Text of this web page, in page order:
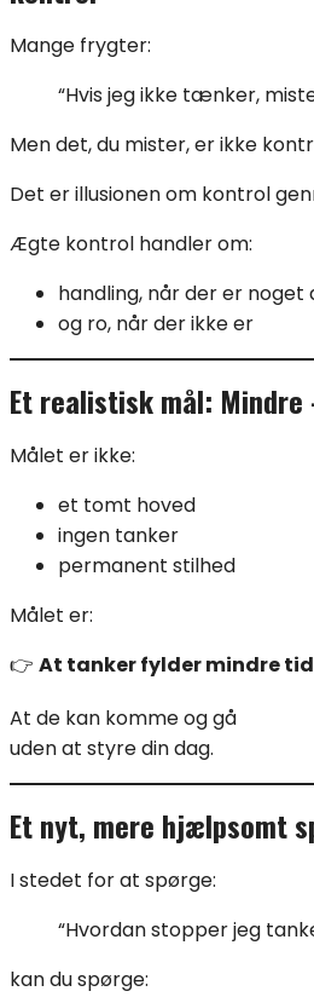
Mange frygter:
“Hvis jeg ikke tænker,
Men det, du mister, er ikke
Det er illusionen om kontrol
Ægte kontrol handler om:
handling, når der er noget
og ro, når der ikke er
Et realistisk mål:
Målet er ikke:
et tomt hoved
ingen tanker
permanent stilhed
Målet er:
👉 At tanker fylder mindre
At de kan komme og gå
uden at styre din dag.
Et nyt, mere hjælpsomt
I stedet for at spørge:
“Hvordan stopper jeg
kan du spørge: